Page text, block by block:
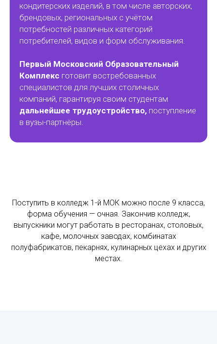
кондитерских изделий, в том числе авторских,
брендовых, региональных с учётом
потребностей различных категорий
потребителей, видов и форм обслуживания.
Первый Московский Образовательный
Комплекс готовит востребованных
специалистов для лучших столичных
компаний, гарантируя своим студентам
дальнейшее трудоустройство, поступление
в вузы-партнёры.
Поступить в колледж 1-й МОК можно после 9 класса,
форма обучения — очная. Закончив колледж,
выпускники могут работать в ресторанах, столовых,
кафе, молочных заводах, комбинатах
полуфабрикатов, пекарнях, кулинарных цехах и других
местах.